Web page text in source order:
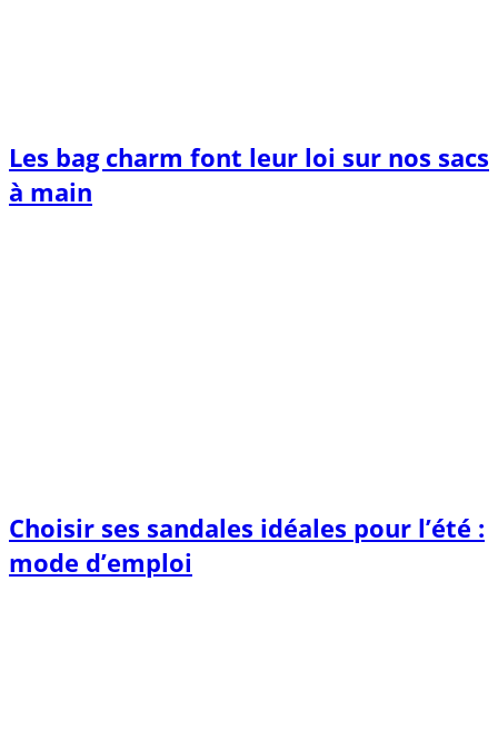
Les bag charm font leur loi sur nos sacs
à main
Choisir ses sandales idéales pour l’été :
mode d’emploi